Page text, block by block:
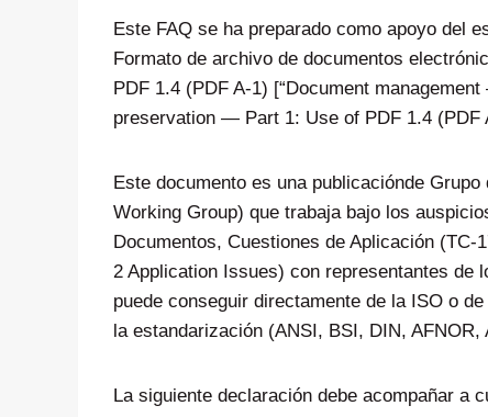
Este FAQ se ha preparado como apoyo del
Formato de archivo de documentos
PDF 1.4 (PDF A-1) [“Document
preservation — Part 1: Use of PDF 1.4 (PDF
Este documento es una publicaciónde
Working Group) que trabaja bajo los
Documentos, Cuestiones de Aplicación (TC-
2 Application Issues) con representantes de
puede conseguir directamente de la ISO o
la estandarización (ANSI, BSI, DIN,
La siguiente declaración debe acompañar a